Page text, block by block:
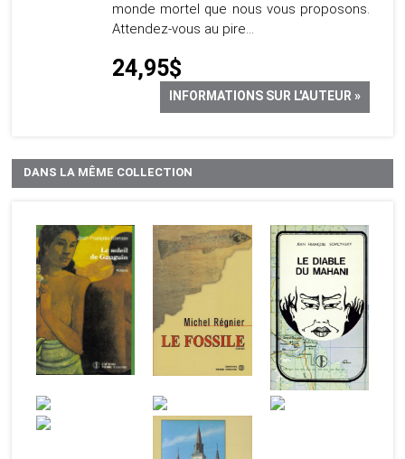
monde mortel que nous vous proposons.
Attendez-vous au pire…
24,95$
INFORMATIONS SUR L'AUTEUR »
DANS LA MÊME COLLECTION